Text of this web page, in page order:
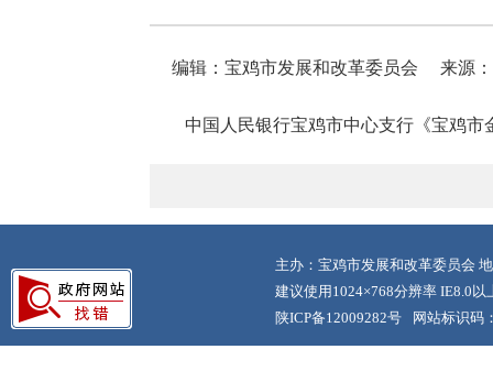
编辑：宝鸡市发展和改革委员会 来源
中国人民银行宝鸡市中心支行《宝鸡
主办：宝鸡市发展和改革委员会
建议使用1024×768分辨率 IE8.0以
陕ICP备12009282号
网站标识码